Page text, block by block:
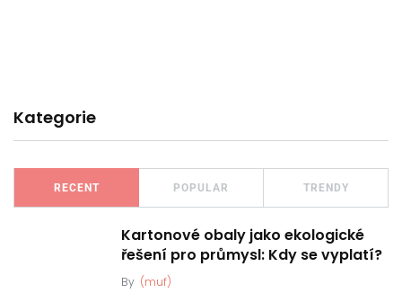
Kategorie
RECENT POPULAR TRENDY
Kartonové obaly jako ekologické
řešení pro průmysl: Kdy se vyplatí?
By (muf)